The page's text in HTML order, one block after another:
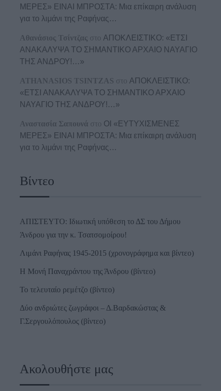
ΜΕΡΕΣ» ΕΙΝΑΙ ΜΠΡΟΣΤΑ: Μια επίκαιρη ανάλυση
για το λιμάνι της Ραφήνας…
Αθανάσιος Τσίντζας στο ΑΠΟΚΛΕΙΣΤΙΚΟ: «ΕΤΣΙ
ΑΝΑΚΑΛΥΨΑ ΤΟ ΣΗΜΑΝΤΙΚΟ ΑΡΧΑΙΟ ΝΑΥΑΓΙΟ
ΤΗΣ ΑΝΔΡΟΥ!…»
ATHANASIOS TSINTZAS στο ΑΠΟΚΛΕΙΣΤΙΚΟ:
«ΕΤΣΙ ΑΝΑΚΑΛΥΨΑ ΤΟ ΣΗΜΑΝΤΙΚΟ ΑΡΧΑΙΟ
ΝΑΥΑΓΙΟ ΤΗΣ ΑΝΔΡΟΥ!…»
Αναστασία Σαπουνά στο ΟΙ «ΕΥΤΥΧΙΣΜΕΝΕΣ
ΜΕΡΕΣ» ΕΙΝΑΙ ΜΠΡΟΣΤΑ: Μια επίκαιρη ανάλυση
για το λιμάνι της Ραφήνας…
Βίντεο
ΑΠΙΣΤΕΥΤΟ: Ιδιωτική υπόθεση το ΔΣ του Δήμου
Άνδρου για την κ. Τσατσομοίρου!
Λιμάνι Ραφήνας 1945-2015 (χρονογράφημα και βίντεο)
Η Μονή Παναχράντου της Άνδρου (βίντεο)
Το τελευταίο ρεμέτζο (βίντεο)
Δύο ανδριώτες ζωγράφοι – Δ.Βαρδακώστας &
Γ.Σεργουλόπουλος (βίντεο)
Ακολουθήστε μας